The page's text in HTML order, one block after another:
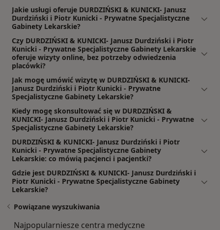
Jakie usługi oferuje DURDZIŃSKI & KUNICKI- Janusz
Durdziński i Piotr Kunicki - Prywatne Specjalistyczne
Gabinety Lekarskie?
Czy DURDZIŃSKI & KUNICKI- Janusz Durdziński i Piotr
Kunicki - Prywatne Specjalistyczne Gabinety Lekarskie
oferuje wizyty online, bez potrzeby odwiedzenia
placówki?
Jak mogę umówić wizytę w DURDZIŃSKI & KUNICKI-
Janusz Durdziński i Piotr Kunicki - Prywatne
Specjalistyczne Gabinety Lekarskie?
Kiedy mogę skonsultować się w DURDZIŃSKI &
KUNICKI- Janusz Durdziński i Piotr Kunicki - Prywatne
Specjalistyczne Gabinety Lekarskie?
DURDZIŃSKI & KUNICKI- Janusz Durdziński i Piotr
Kunicki - Prywatne Specjalistyczne Gabinety
Lekarskie: co mówią pacjenci i pacjentki?
Gdzie jest DURDZIŃSKI & KUNICKI- Janusz Durdziński i
Piotr Kunicki - Prywatne Specjalistyczne Gabinety
Lekarskie?
Powiązane wyszukiwania
Najpopularniesze centra medyczne